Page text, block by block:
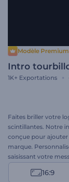
Modèle Premium
Intro
1K+ Exportations
Faites briller votre
scintillantes. Notre
conçue pour
marque.
saisissant votre
préférée. Qu'il
présentation16:9